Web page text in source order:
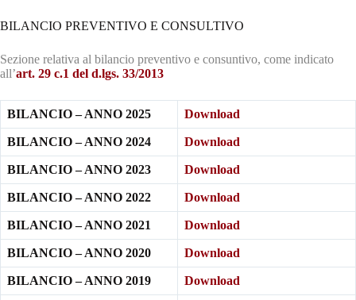
BILANCIO PREVENTIVO E CONSULTIVO
Sezione relativa al bilancio preventivo e consuntivo, come indicato
all’art. 29 c.1 del d.lgs. 33/2013
BILANCIO – ANNO 2025 Download
BILANCIO – ANNO 2024 Download
BILANCIO – ANNO 2023 Download
BILANCIO – ANNO 2022 Download
BILANCIO – ANNO 2021 Download
BILANCIO – ANNO 2020 Download
BILANCIO – ANNO 2019 Download